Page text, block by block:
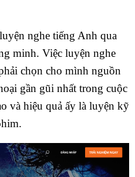
nghe tiếng Anh qua
minh. Việc luyện nghe
chọn cho mình nguồn
gần gũi nhất trong cuộc
và hiệu quả ấy là luyện kỹ